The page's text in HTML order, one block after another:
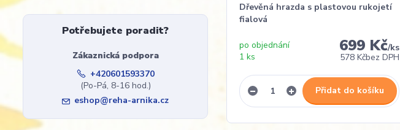
Dřevěná hrazda s plastovou rukojetí
fialová
699 Kč/ks
578 Kčbez DPH
po objednání
1 ks
Přidat do košíku
Potřebujete poradit?
Zákaznická podpora
+420601593370
(Po-Pá, 8-16 hod.)
eshop@reha-arnika.cz